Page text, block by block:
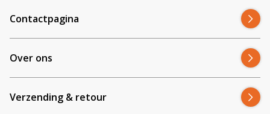
Contactpagina
Over ons
Verzending & retour